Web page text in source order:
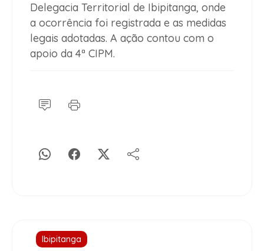
Delegacia Territorial de Ibipitanga, onde
a ocorrência foi registrada e as medidas
legais adotadas. A ação contou com o
apoio da 4ª CIPM.
Ibipitanga